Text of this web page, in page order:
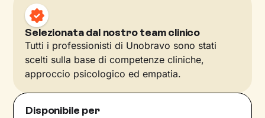
Selezionata dal nostro team clinico
Tutti i professionisti di Unobravo sono stati
scelti sulla base di competenze cliniche,
approccio psicologico ed empatia.
Disponibile per